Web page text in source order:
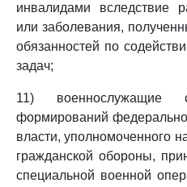
инвалидами вследствие
или заболевания,
обязанностей по
задач;
11) военнослужащие
формирований
власти, уполномоченного
гражданской обороны,
специальной военной